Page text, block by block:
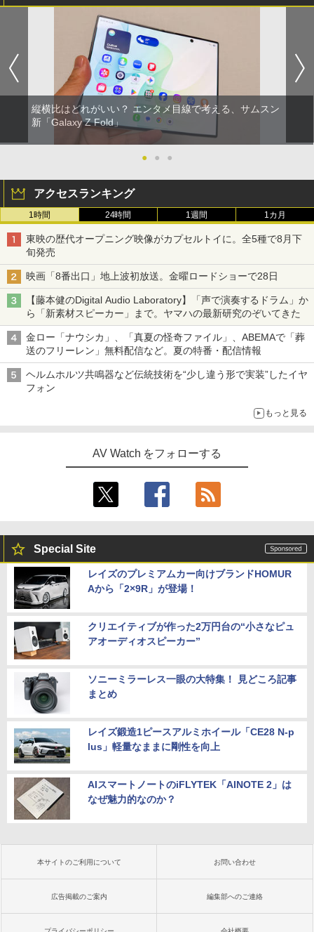
縦横比はどれがいい？ エンタメ目線で考える、サムスン
新「Galaxy Z Fold」
● ● ●
アクセスランキング
1時間 24時間 1週間 1カ月
東映の歴代オープニング映像がカプセルトイに。全5種で8月下
旬発売
映画「8番出口」地上波初放送。金曜ロードショーで28日
【藤本健のDigital Audio Laboratory】「声で演奏するドラム」か
ら「新素材スピーカー」まで。ヤマハの最新研究のぞいてきた
金ロー「ナウシカ」、「真夏の怪奇ファイル」、ABEMAで「葬
送のフリーレン」無料配信など。夏の特番・配信情報
ヘルムホルツ共鳴器など伝統技術を“少し違う形で実装”したイヤ
フォン
もっと見る
AV Watch をフォローする
Special Site
レイズのプレミアムカー向けブランドHOMUR
Aから「2×9R」が登場！
クリエイティブが作った2万円台の“小さなピュ
アオーディオスピーカー”
ソニーミラーレス一眼の大特集！ 見どころ記事
まとめ
レイズ鍛造1ピースアルミホイール「CE28 N-p
lus」軽量なままに剛性を向上
AIスマートノートのiFLYTEK「AINOTE 2」は
なぜ魅力的なのか？
本サイトのご利用について お問い合わせ
広告掲載のご案内 編集部へのご連絡